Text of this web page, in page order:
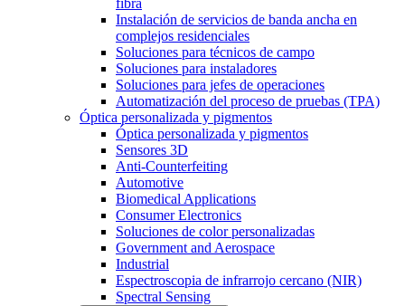
fibra
Instalación de servicios de banda ancha en
complejos residenciales
Soluciones para técnicos de campo
Soluciones para instaladores
Soluciones para jefes de operaciones
Automatización del proceso de pruebas (TPA)
Óptica personalizada y pigmentos
Óptica personalizada y pigmentos
Sensores 3D
Anti-Counterfeiting
Automotive
Biomedical Applications
Consumer Electronics
Soluciones de color personalizadas
Government and Aerospace
Industrial
Espectroscopia de infrarrojo cercano (NIR)
Spectral Sensing